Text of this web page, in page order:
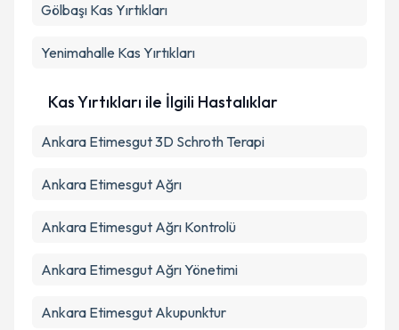
Gölbaşı Kas Yırtıkları
Yenimahalle Kas Yırtıkları
Kas Yırtıkları ile İlgili Hastalıklar
Ankara Etimesgut 3D Schroth Terapi
Ankara Etimesgut Ağrı
Ankara Etimesgut Ağrı Kontrolü
Ankara Etimesgut Ağrı Yönetimi
Ankara Etimesgut Akupunktur